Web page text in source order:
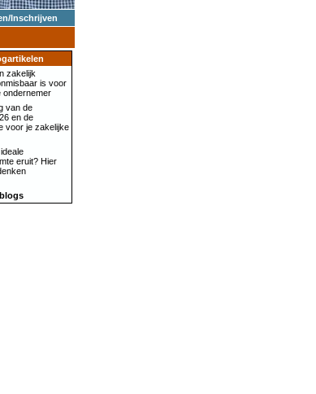
Inschrijven
zakelijk
is voor
ondernemer
van de
en de
voor je zakelijke
eruit? Hier